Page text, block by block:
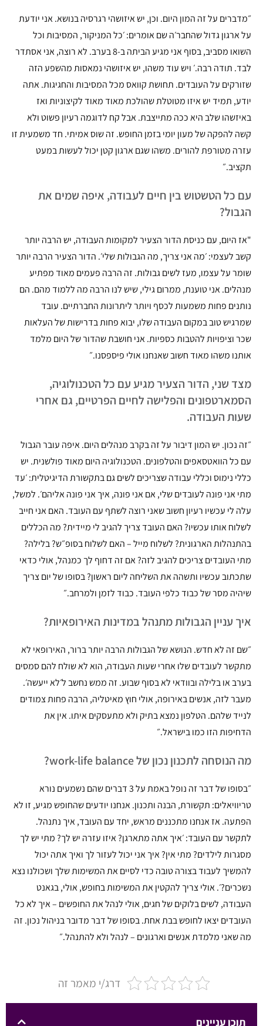
״מדברים על זה המון היום. וכן, יש איזושהי רגרסיה בנושא. אני יודעת
על ארגון גדול שהחבר׳ה שם אומרים: ׳כל המניקור, המסיבות וכל
השואו מסביב, בסוף אני מגיע הביתה ב-8 בערב. לא רוצה, אני אסתדר
לבד. תודה רבה.׳ ויש עוד משהו, יש איזושהי נמאסות מהשפע הזה
שזורקים על העובדים. תחושת קוואס מכל המסיבות והחגיגות. אתה
יודע, תמיד יש איזו מטוטלת שהולכת מאוד מאוד לקיצוניות ואז
באיזשהו שלב היא ככה מתייצבת. אבל קח לדוגמה רעיון פשוט ולא
קשה להפקה של מעון יומי בזמן החופש. זה שוס אמיתי. חד משמעית זו
עזרה מטורפת להורים. משהו שגם ארגון קטן יכול לעשות במעט
תקציב.״
עם כל הטשטוש בין חיים לעבודה, איפה שמים את
הגבול?
"אז היום, עם כניסת הדור הצעיר למקומות העבודה, יש הרבה יותר
קשב לעצמי: ׳מה אני צריך, מה הגבולות שלי׳. הדור הצעיר הרבה יותר
שומר על עצמו, מעז לשים גבולות. זה הרבה פעמים מאוד מפתיע
מנהלים. אני טוענת, ממרום גילי, שיש לנו הרבה מה ללמוד מהם. הם
נותנים פחות משמעות לכסף ויותר ליתרונות החברתיים. עובד
שמרגיש טוב במקום העבודה שלו, יבוא פחות בדרישות של העלאות
שכר וציפויות להטבות כספיות. אני חושבת שהדור של היום מלמד
אותנו משהו מאוד חשוב שאנחנו אולי פיספסנו.״
מצד שני, הדור הצעיר מגיע עם כל הטכנולוגיה,
הסמארטפונים והפלישה לחיים הפרטיים, גם אחרי
שעות העבודה.
״זה נכון. יש המון דיבור על זה בקרב מנהלים היום. איפה עובר הגבול
עם כל הוואטסאפים והטלפונים. הטכנולוגיה היום מאוד פולשנית. יש
כללי נימוס וכללי עבודה שצריכים לשים גם בתקשורת הדיגיטלית: ׳עד
מתי אני פונה לעובדים שלי, אם אני פונה, איך אני פונה אליהם׳. למשל,
עלה לי עכשיו רעיון חשוב שאני רוצה לשתף עם העובד. האם אני חייב
לשלוח אותו עכשיו? האם העובד צריך להגיב לי מיידית? מה הכללים
בהתנהלות הארגונית? לשלוח מייל – האם לשלוח בסופ״ש? בלילה?
מתי העובדים צריכים להגיב לזה? אם זה דחוף לך כמנהל, אולי כדאי
שתכתוב עכשיו ותשהה את השליחה ליום ראשון? בסופו של יום צריך
שיהיה מסר של כבוד כלפי העובד. כבוד לזמן ולמרחב.״
איך עניין הגבולות מתנהל במדינות האירופאיות?
״שם זה לא חדש. הנושא של הגבולות הרבה יותר ברור, האירופאי לא
מתקשר לעובדים שלו אחרי שעות העבודה, הוא לא שולח להם סמסים
בערב או בלילה ובוודאי לא בסוף שבוע. זה ממש נחשב ל׳לא ייעשה׳.
מעבר לזה, אנשים באירופה, אולי חוץ מאיטליה, הרבה פחות צמודים
לנייד שלהם. הטלפון נמצא בתיק ולא מתעסקים איתו. אין את
הדחיפות הזו כמו בישראל.״
מה הנוסחה לתכנון נכון של work-life balance?
״בסופו של דבר זה נופל באמת על 3 דברים שהם נשמעים נורא
טריוויאלים: תקשורת, הבנה ותכנון. אנחנו יודעים שהחופש מגיע, זו לא
הפתעה. אז אנחנו מתכננים מראש, יחד עם העובד, איך נתנהל.
לתקשר עם העובד: ׳איך אתה מתארגן? איזו עזרה יש לך? מתי יש לך
מסגרות לילדים? מתי אין? איך אני יכול לעזור לך ואיך אתה יכול
להמשיך לעבוד בצורה טובה כדי לסיים את המשימות שלך ושכולנו נצא
נשכרים?׳. אולי צריך להקטין את המשימות בחופש, אולי, בגאנט
העבודה, לשים בלוקים של חגים, אולי לנהל את החופשים – איך לא כל
העובדים יצאו לחופש בבת אחת. בסופו של דבר מדובר בניהול נכון. זה
מה שאני מלמדת אנשים וארגונים – לנהל ולא להתנהל.״
דרג/י מאמר זה
תוכן עניינים